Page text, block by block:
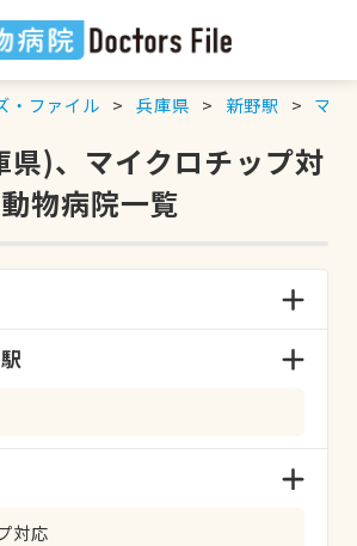
・ファイル 兵庫県 新野駅 マイ
県)、マイクロチップ対
物病院一覧
対応